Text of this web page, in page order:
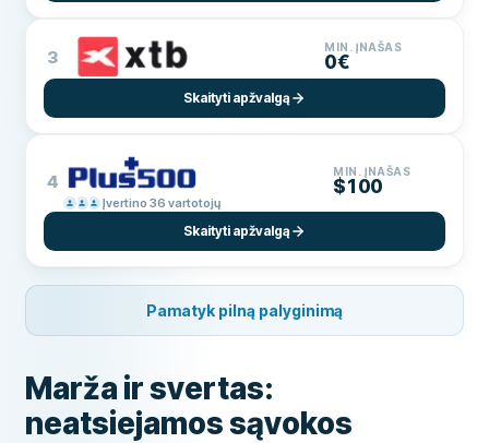
3 MIN. ĮNAŠAS
0€
Skaityti apžvalgą
4
Įvertino 36 vartotojų
MIN. ĮNAŠAS
$100
Skaityti apžvalgą
Pamatyk pilną palyginimą
Marža ir svertas:
neatsiejamos sąvokos